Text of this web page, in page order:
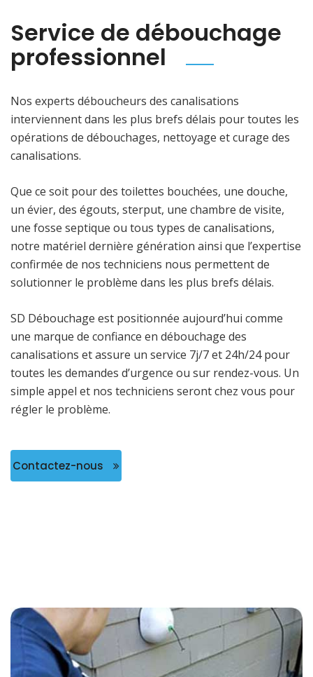
Service de débouchage
professionnel
Nos experts déboucheurs des canalisations
interviennent dans les plus brefs délais pour toutes les
opérations de débouchages, nettoyage et curage des
canalisations.
Que ce soit pour des toilettes bouchées, une douche,
un évier, des égouts, sterput, une chambre de visite,
une fosse septique ou tous types de canalisations,
notre matériel dernière génération ainsi que l’expertise
confirmée de nos techniciens nous permettent de
solutionner le problème dans les plus brefs délais.
SD Débouchage est positionnée aujourd’hui comme
une marque de confiance en débouchage des
canalisations et assure un service 7j/7 et 24h/24 pour
toutes les demandes d’urgence ou sur rendez-vous. Un
simple appel et nos techniciens seront chez vous pour
régler le problème.
Contactez-nous